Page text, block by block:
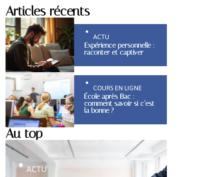
Articles récents
ACTU
Expérience personnelle :
raconter et captiver
COURS EN LIGNE
École après Bac :
comment savoir si c’est
la bonne ?
Au top
ACTU